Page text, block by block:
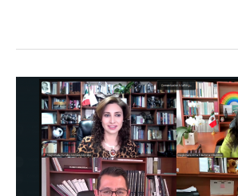
TEEMICH
confirma
elección
extraordinaria